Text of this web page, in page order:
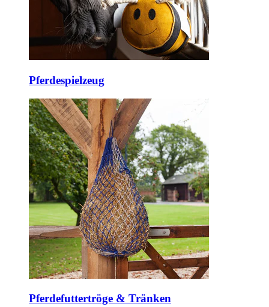
Pferdespielzeug
Pferdefuttertröge & Tränken